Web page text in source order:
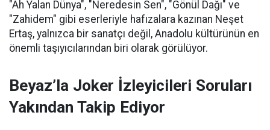
"Ah Yalan Dünya", "Neredesin Sen", "Gönül Dağı" ve
"Zahidem" gibi eserleriyle hafızalara kazınan Neşet
Ertaş, yalnızca bir sanatçı değil, Anadolu kültürünün en
önemli taşıyıcılarından biri olarak görülüyor.
Beyaz’la Joker İzleyicileri Soruları
Yakından Takip Ediyor